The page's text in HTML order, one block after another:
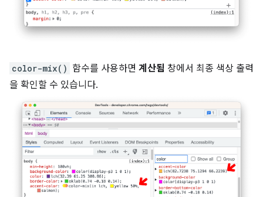
color-mix() 함수를 사용하면 계산됨 창에서 최종 색상 출력
을 확인할 수 있습니다.